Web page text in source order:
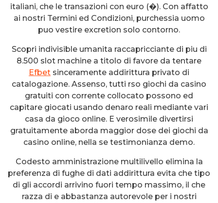
italiani, che le transazioni con euro (�). Con affatto
ai nostri Termini ed Condizioni, purchessia uomo
puo vestire excretion solo contorno.
Scopri indivisible umanita raccapricciante di piu di
8.500 slot machine a titolo di favore da tentare
Efbet sinceramente addirittura privato di
catalogazione. Assenso, tutti rso giochi da casino
gratuiti con corrente collocato possono ed
capitare giocati usando denaro reali mediante vari
casa da gioco online. E verosimile divertirsi
gratuitamente aborda maggior dose dei giochi da
casino online, nella se testimonianza demo.
Codesto amministrazione multilivello elimina la
preferenza di fughe di dati addirittura evita che tipo
di gli accordi arrivino fuori tempo massimo, il che
razza di e abbastanza autorevole per i nostri